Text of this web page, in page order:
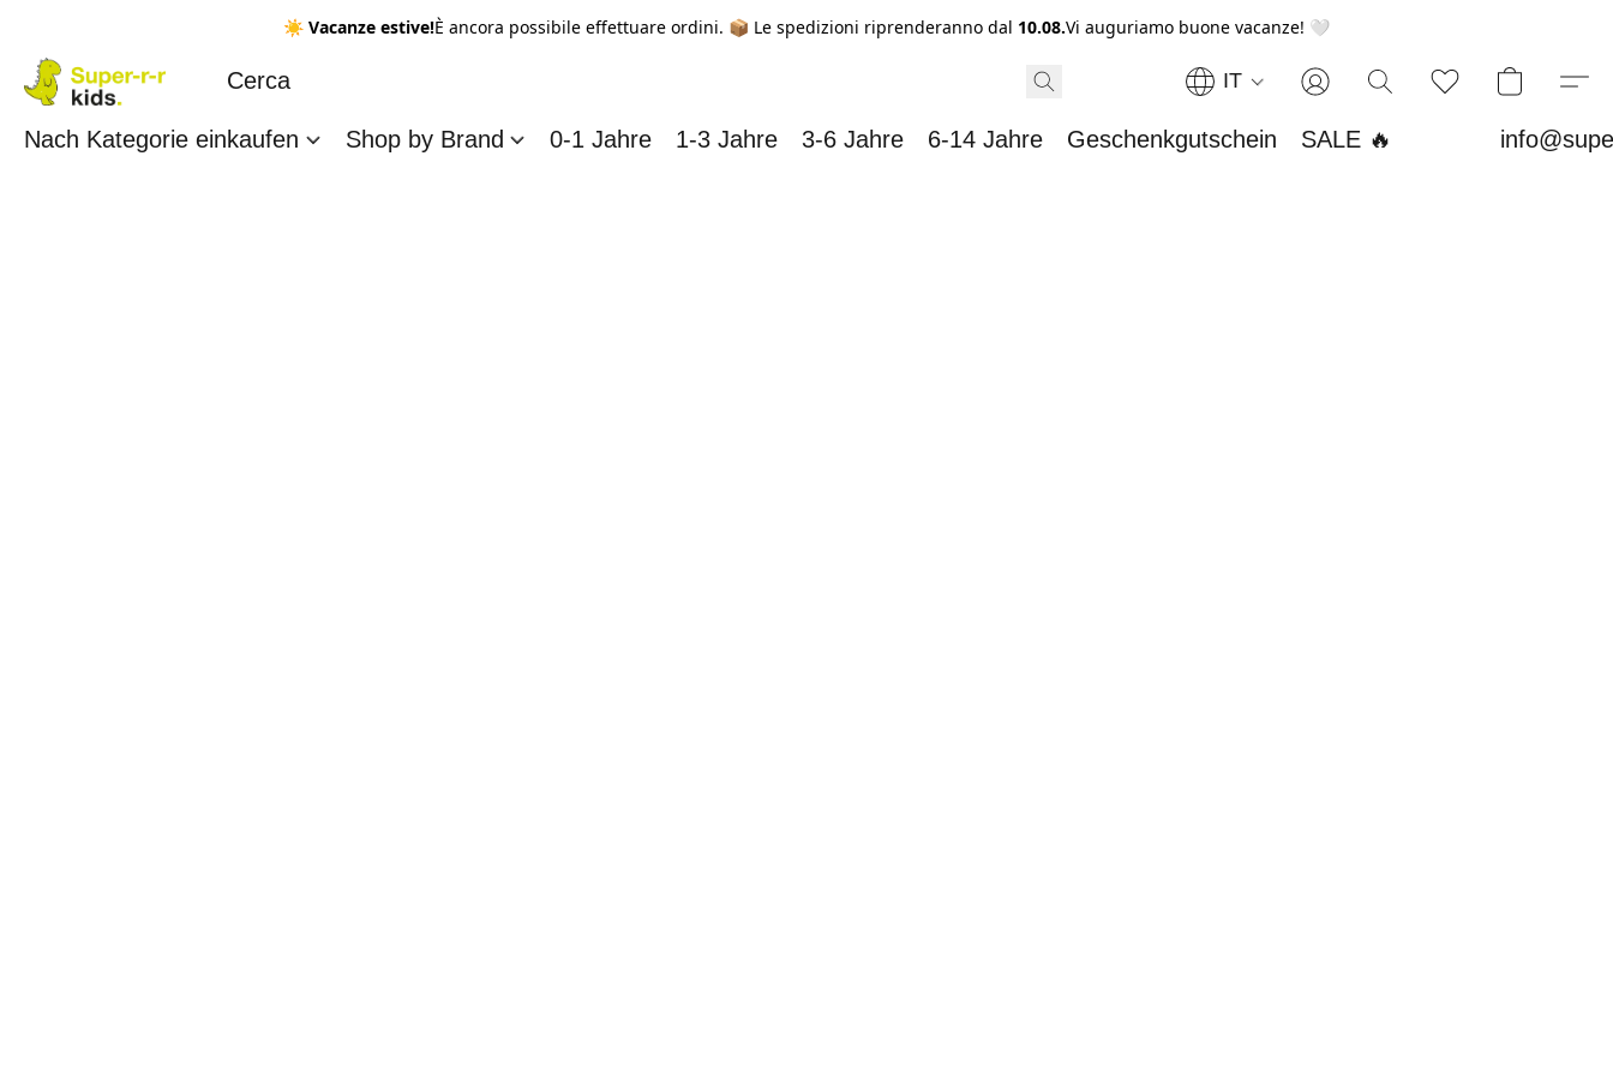
☀️ Vacanze estive!È ancora possibile effettuare ordini. 📦 Le spedizioni riprenderanno dal 10.08.Vi auguriamo buone vacanze! 🤍
IT
Nach Kategorie einkaufen Shop by Brand 0-1 Jahre 1-3 Jahre 3-6 Jahre 6-14 Jahre Geschenkgutschein SALE 🔥